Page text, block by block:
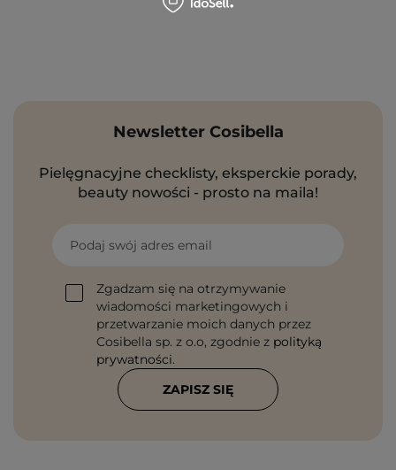
Newsletter Cosibella
Pielęgnacyjne checklisty, eksperckie porady,
beauty nowości - prosto na maila!
Podaj swój adres email
Zgadzam się na otrzymywanie
wiadomości marketingowych i
przetwarzanie moich danych przez
Cosibella sp. z o.o, zgodnie z polityką
prywatności.
ZAPISZ SIĘ